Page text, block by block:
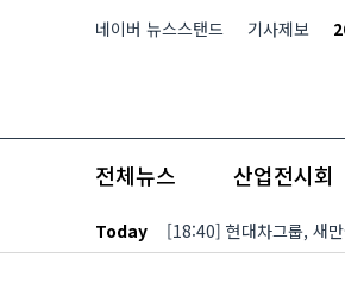
네이버 뉴스스탠드 기사제보
전체뉴스 산업전시회
Today [18:40] 현대차그룹, 새